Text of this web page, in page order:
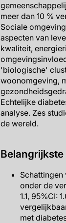
meer dan 10 %
Sociale
aspecten van
kwaliteit,
'biologische'
woonomgeving,
Echtelijke
analyse. Zes
de wereld.
onder de
1.1, 95%CI:
met